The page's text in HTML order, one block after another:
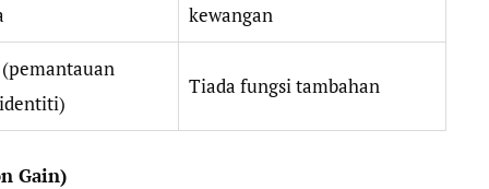
kewangan
Tiada fungsi tambahan
Gain)